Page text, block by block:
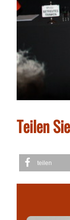
Teilen
teilen